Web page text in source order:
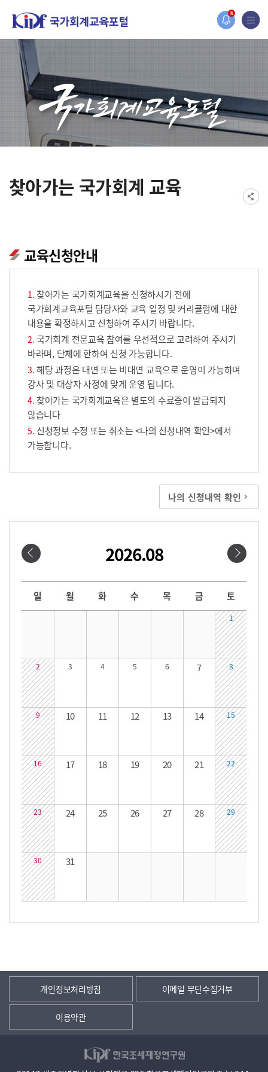
N
홈페이지가 새롭게 개편되었습니다.
한국조세재정연구원홈페이지가 새롭게 개설되었습니다.
찾아가는 국가회계 교육
교육신청안내
찾아가는 국가회계교육을 신청하시기 전에
국가회계교육포털 담당자와 교육 일정 및 커리큘럼에 대한
내용을 확정하시고 신청하여 주시기 바랍니다.
국가회계 전문교육 참여를 우선적으로 고려하여 주시기
바라며, 단체에 한하여 신청 가능합니다.
해당 과정은 대면 또는 비대면 교육으로 운영이 가능하며
강사 및 대상자 사정에 맞게 운영 됩니다.
찾아가는 국가회계교육은 별도의 수료증이 발급되지
않습니다
신청정보 수정 또는 취소는 <나의 신청내역 확인>에서
가능합니다.
나의 신청내역 확인
2026.08
날짜선택
일 월 화 수 목 금 토
1
2 3 4 5 6 7 8
9 10 11 12 13 14 15
16 17 18 19 20 21 22
23 24 25 26 27 28 29
30 31
개인정보처리방침 이메일 무단수집거부
이용약관